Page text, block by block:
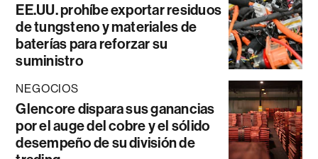
EE.UU. prohíbe exportar residuos
de tungsteno y materiales de
baterías para reforzar su
suministro
NEGOCIOS
Glencore dispara sus ganancias
por el auge del cobre y el sólido
desempeño de su división de